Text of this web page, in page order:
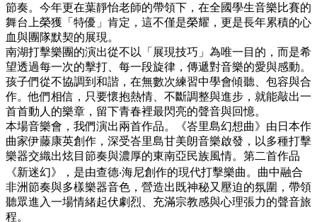
節奏。今年更在葉靜怡老師的帶領下，在全國學生音樂比賽的
舞台上榮獲「特優」肯定，這不僅是榮耀，更是長年累積的心
血與團隊默契的展現。
南湖打擊樂團的演出從不以「展現技巧」為唯一目的，而是希
望透過每一次的擊打、每一段旋律，傳遞對音樂的愛與感動。
孩子們從不協調到和諧，在無數次練習中學會傾聽、包容與合
作。他們相信，只要懷抱熱情、不斷調整與進步，就能敲出一
首首動人的樂章，留下青春裡最閃亮的聲音與回憶。
本場音樂會，我們演出兩首作品。《峇里島幻想曲》由日本作
曲家伊藤康英創作，深受峇里島甘美朗音樂啟發，以多種打擊
樂器交織出炫目節奏與濃厚的東南亞民族風情。第二首作品
《新迷幻》，是由查德‧海尼創作的現代打擊樂曲。曲中融合
非洲節奏與多樣樂器音色，營造出既神秘又壓迫的氛圍，帶領
聽眾進入一場情緒起伏劇烈、充滿宗教感與心理張力的聲音旅
程。